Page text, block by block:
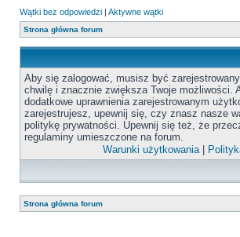
Wątki bez odpowiedzi | Aktywne wątki
Strona główna forum
Aby się zalogować, musisz być
chwilę i znacznie zwiększa Twoje możliwości.
dodatkowe uprawnienia zarejestrowanym
zarejestrujesz, upewnij się, czy znasz nasze
politykę prywatności. Upewnij się też, że
regulaminy umieszczone na forum.
Warunki użytkowania|
Strona główna forum